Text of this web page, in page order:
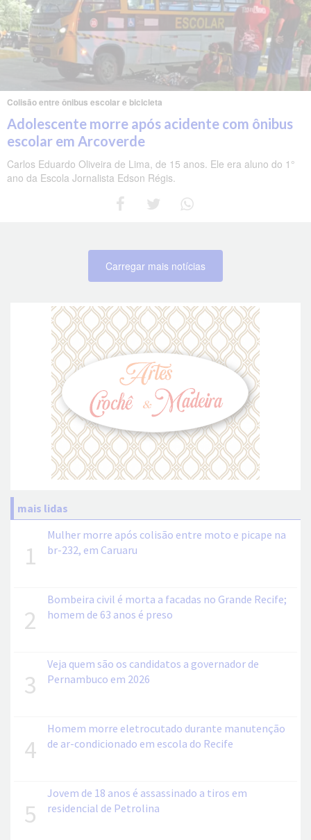
Colisão entre ônibus escolar e bicicleta
Adolescente morre após acidente com ônibus
escolar em Arcoverde
Carlos Eduardo Oliveira de Lima, de 15 anos. Ele era aluno do 1°
ano da Escola Jornalista Edson Régis.
Carregar mais notícias
mais lidas
1
Mulher morre após colisão entre moto e picape na
br-232, em Caruaru
2
Bombeira civil é morta a facadas no Grande Recife;
homem de 63 anos é preso
3
Veja quem são os candidatos a governador de
Pernambuco em 2026
4
Homem morre eletrocutado durante manutenção
de ar-condicionado em escola do Recife
5
Jovem de 18 anos é assassinado a tiros em
residencial de Petrolina